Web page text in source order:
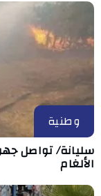
وطنية
سليانة/ تواصل
الألغام